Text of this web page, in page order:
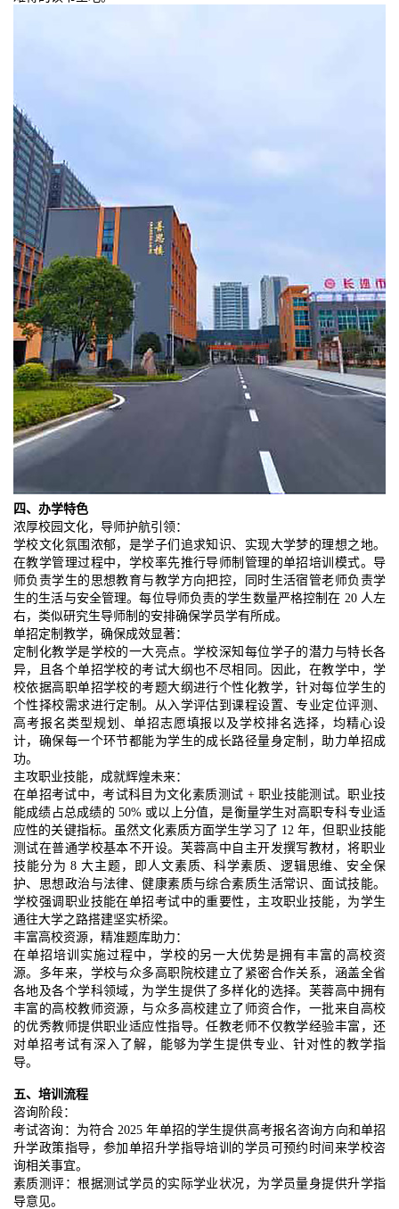
四、办学特色
浓厚校园文化，导师护航引领：
学校文化氛围浓郁，是学子们追求知识、实现大学梦的理想之地。
在教学管理过程中，学校率先推行导师制管理的单招培训模式。导
师负责学生的思想教育与教学方向把控，同时生活宿管老师负责学
生的生活与安全管理。每位导师负责的学生数量严格控制在 20 人左
右，类似研究生导师制的安排确保学员学有所成。
单招定制教学，确保成效显著：
定制化教学是学校的一大亮点。学校深知每位学子的潜力与特长各
异，且各个单招学校的考试大纲也不尽相同。因此，在教学中，学
校依据高职单招学校的考题大纲进行个性化教学，针对每位学生的
个性择校需求进行定制。从入学评估到课程设置、专业定位评测、
高考报名类型规划、单招志愿填报以及学校排名选择，均精心设
计，确保每一个环节都能为学生的成长路径量身定制，助力单招成
功。
主攻职业技能，成就辉煌未来：
在单招考试中，考试科目为文化素质测试 + 职业技能测试。职业技
能成绩占总成绩的 50% 或以上分值，是衡量学生对高职专科专业适
应性的关键指标。虽然文化素质方面学生学习了 12 年，但职业技能
测试在普通学校基本不开设。芙蓉高中自主开发撰写教材，将职业
技能分为 8 大主题，即人文素质、科学素质、逻辑思维、安全保
护、思想政治与法律、健康素质与综合素质生活常识、面试技能。
学校强调职业技能在单招考试中的重要性，主攻职业技能，为学生
通往大学之路搭建坚实桥梁。
丰富高校资源，精准题库助力：
在单招培训实施过程中，学校的另一大优势是拥有丰富的高校资
源。多年来，学校与众多高职院校建立了紧密合作关系，涵盖全省
各地及各个学科领域，为学生提供了多样化的选择。芙蓉高中拥有
丰富的高校教师资源，与众多高校建立了师资合作，一批来自高校
的优秀教师提供职业适应性指导。任教老师不仅教学经验丰富，还
对单招考试有深入了解，能够为学生提供专业、针对性的教学指
导。
五、培训流程
咨询阶段：
考试咨询：为符合 2025 年单招的学生提供高考报名咨询方向和单招
升学政策指导，参加单招升学指导培训的学员可预约时间来学校咨
询相关事宜。
素质测评：根据测试学员的实际学业状况，为学员量身提供升学指
导意见。